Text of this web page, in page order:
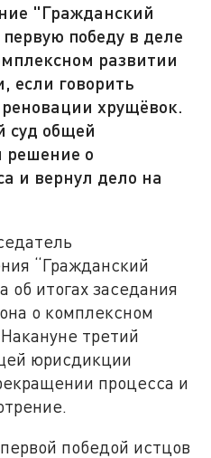
"Гражданский
победу в деле
развитии
если говорить
хрущёвок.
суд общей
решение о
и вернул дело на
“Гражданский
об итогах заседания
о комплексном
третий
юрисдикции
процесса и
победой истцов